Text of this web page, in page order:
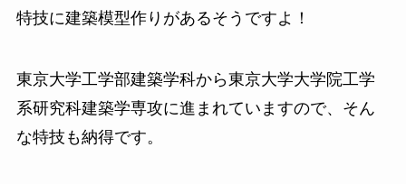
特技に建築模型作りがあるそうですよ！
東京大学工学部建築学科から東京大学大学院工学
系研究科建築学専攻に進まれていますので、そん
な特技も納得です。